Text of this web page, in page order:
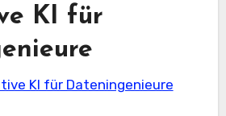
KI für
KI für Dateningenieure